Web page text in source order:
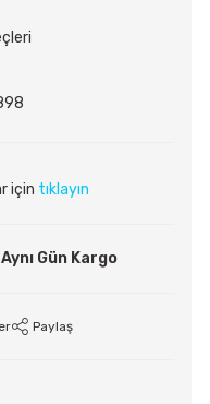
için tıklayın
Aynı Gün Kargo
Paylaş